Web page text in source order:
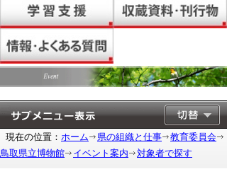
現在の位置： ホーム 県の組織と仕事
教育委員会
鳥取県立博物館
イベント案内 対象者で探す